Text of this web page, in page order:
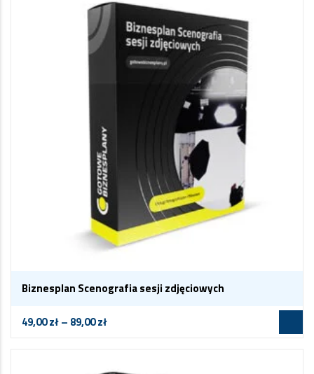
Biznesplan Scenografia sesji zdjęciowych
49,00zł– 89,00zł